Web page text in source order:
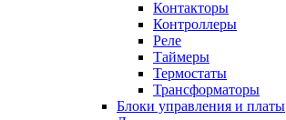
Контакторы
Контроллеры
Реле
Таймеры
Термостаты
Трансформаторы
Блоки управления и платы